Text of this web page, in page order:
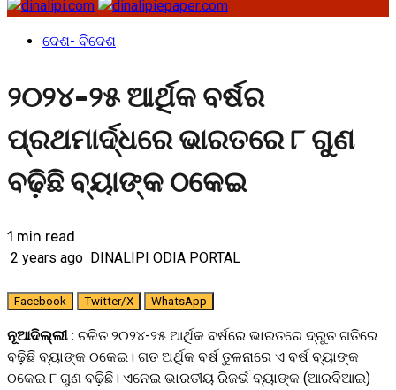
ଦେଶ- ବିଦେଶ
୨୦୨୪-୨୫ ଆର୍ଥିକ ବର୍ଷର
ପ୍ରଥମାର୍ଦ୍ଧରେ ଭାରତରେ ୮ ଗୁଣ
ବଢ଼ିଛି ବ୍ୟାଙ୍କ ଠକେଇ
1 min read
2 years ago DINALIPI ODIA PORTAL
Facebook Twitter/X WhatsApp
ନୂଆଦିଲ୍ଲୀ : ଚଳିତ ୨୦୨୪-୨୫ ଆର୍ଥିକ ବର୍ଷରେ ଭାରତରେ ଦ୍ରୁତ ଗତିରେ
ବଢ଼ିଛି ବ୍ୟାଙ୍କ ଠକେଇ। ଗତ ଅର୍ଥିକ ବର୍ଷ ତୁଳନାରେ ଏ ବର୍ଷ ବ୍ୟାଙ୍କ
ଠକେଇ ୮ ଗୁଣ ବଢ଼ିଛି। ଏନେଇ ଭାରତୀୟ ରିଜର୍ଭ ବ୍ୟାଙ୍କ (ଆରବିଆଇ)